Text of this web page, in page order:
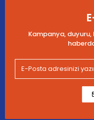
Kampanya,